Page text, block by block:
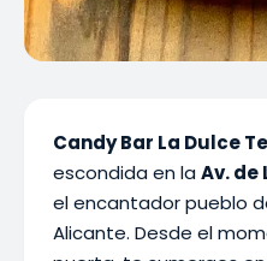
Candy Bar La Dulce
escondida en la Av. de
el encantador pueblo
Alicante. Desde el